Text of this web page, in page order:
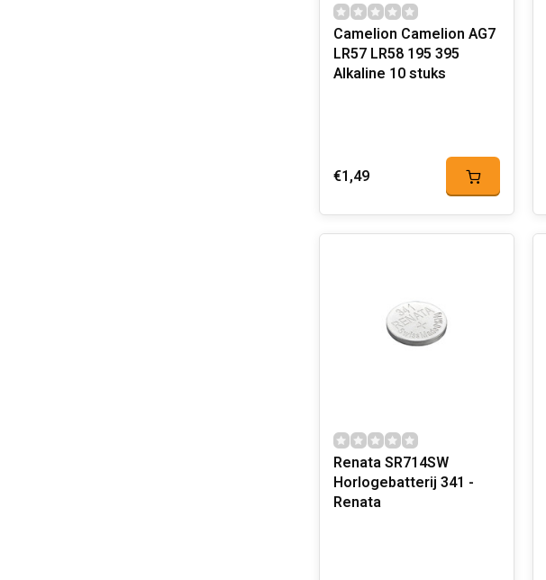
Camelion Camelion AG7
LR57 LR58 195 395
Alkaline 10 stuks
€1,49
Renata SR714SW
Horlogebatterij 341 -
Renata